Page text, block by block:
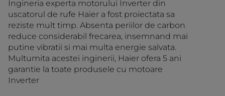
Ingineria experta motorului Inverter din
uscatorul de rufe Haier a fost proiectata sa
reziste mult timp. Absenta periilor de carbon
reduce considerabil frecarea, insemnand mai
putine vibratii si mai multa energie salvata.
Multumita acestei inginerii, Haier ofera 5 ani
garantie la toate produsele cu motoare
Inverter